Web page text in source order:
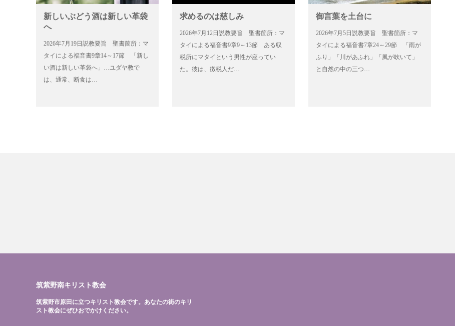
新しいぶどう酒は新しい革袋
へ
2026年7月19日説教要旨 聖書箇所：マ
タイによる福音書9章14～17節 「新し
い酒は新しい革袋へ」…ユダヤ教で
は、通常、断食は…
求めるのは慈しみ
2026年7月12日説教要旨 聖書箇所：マ
タイによる福音書9章9～13節 ある収
税所にマタイという男性が座ってい
た。彼は、徴税人だ…
御言葉を土台に
2026年7月5日説教要旨 聖書箇所：マ
タイによる福音書7章24～29節 「雨が
ふり」「川があふれ」「風が吹いて」
と自然の中の三つ…
筑紫野南キリスト教会
筑紫野市原田に立つキリスト教会です。あなたの街のキリ
スト教会にぜひおでかけください。